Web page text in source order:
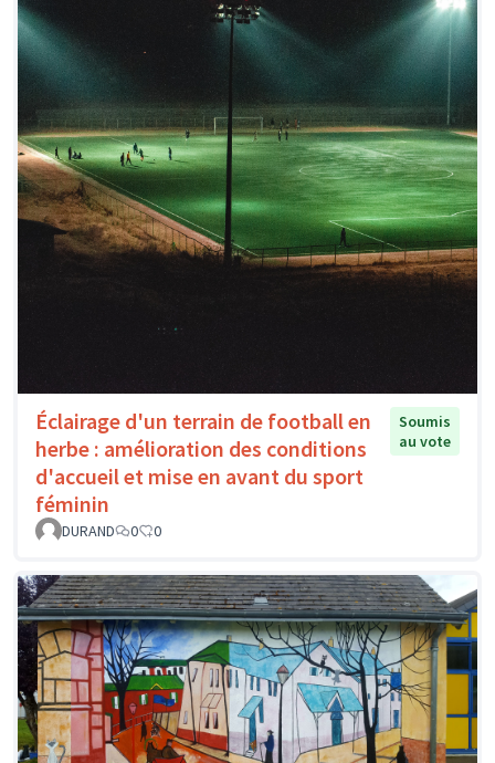
Éclairage d'un terrain de football en
herbe : amélioration des conditions
d'accueil et mise en avant du sport
féminin
Soumis
au vote
DURAND 0 0